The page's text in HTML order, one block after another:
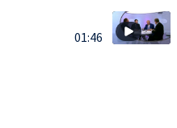
01:46